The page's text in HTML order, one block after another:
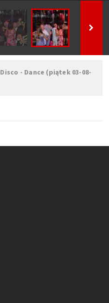
Disco - Dance (piątek 03-08-